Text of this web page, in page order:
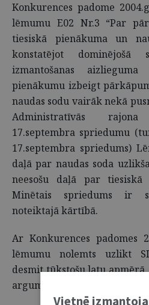
Konkurences padome
lēmumu E02 Nr.3 “Par
tiesiskā pienākuma un
konstatējot dominējošā
izmantošanas
pienākumu izbeigt
naudas sodu vairāk nekā
Administratīvās
17.septembra spriedumu
17.septembra spriedums)
daļā par naudas soda
neesošu daļā par tiesiskā
Minētais spriedums ir
noteiktajā kārtībā.
Ar Konkurences padomes
lēmumu nolemts uzlikt
desmit tūkstošu latu
argumentiem.
Vietnē